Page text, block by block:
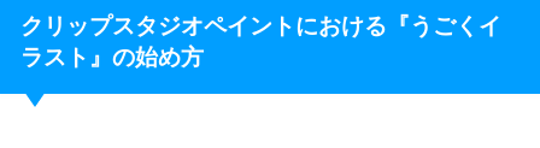
クリップスタジオペイントにおける『うごくイ
ラスト』の始め方